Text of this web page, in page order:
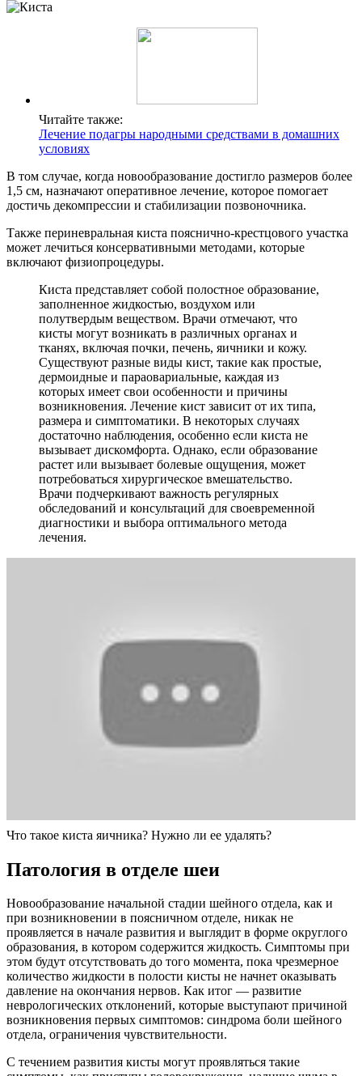
Читайте также:
Лечение подагры народными средствами в домашних
условиях
В том случае, когда новообразование достигло размеров более
1,5 см, назначают оперативное лечение, которое помогает
достичь декомпрессии и стабилизации позвоночника.
Также периневральная киста пояснично-крестцового участка
может лечиться консервативными методами, которые
включают физиопроцедуры.
Киста представляет собой полостное образование,
заполненное жидкостью, воздухом или
полутвердым веществом. Врачи отмечают, что
кисты могут возникать в различных органах и
тканях, включая почки, печень, яичники и кожу.
Существуют разные виды кист, такие как простые,
дермоидные и параовариальные, каждая из
которых имеет свои особенности и причины
возникновения. Лечение кист зависит от их типа,
размера и симптоматики. В некоторых случаях
достаточно наблюдения, особенно если киста не
вызывает дискомфорта. Однако, если образование
растет или вызывает болевые ощущения, может
потребоваться хирургическое вмешательство.
Врачи подчеркивают важность регулярных
обследований и консультаций для своевременной
диагностики и выбора оптимального метода
лечения.
Что такое киста яичника? Нужно ли ее удалять?
Патология в отделе шеи
Новообразование начальной стадии шейного отдела, как и
при возникновении в поясничном отделе, никак не
проявляется в начале развития и выглядит в форме округлого
образования, в котором содержится жидкость. Симптомы при
этом будут отсутствовать до того момента, пока чрезмерное
количество жидкости в полости кисты не начнет оказывать
давление на окончания нервов. Как итог — развитие
неврологических отклонений, которые выступают причиной
возникновения первых симптомов: синдрома боли шейного
отдела, ограничения чувствительности.
С течением развития кисты могут проявляться такие